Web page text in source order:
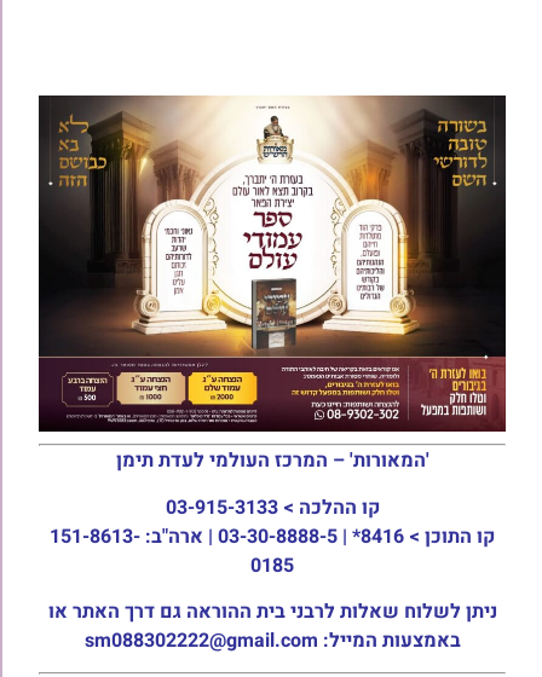
'המאורות' – המרכז העולמי לעדת תימן
קו ההלכה > 03-915-3133
קו התוכן >
8416* | 03-30-8888-5 | ארה"ב: 151-8613-
0185
ניתן לשלוח שאלות לרבני בית ההוראה גם דרך האתר או
באמצעות המייל: sm088302222@gmail.com